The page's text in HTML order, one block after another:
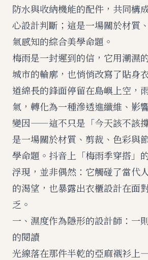
防水與收納機能的配件，共同構
心設計判斷；這是一場關於材質
氣感知的綜合美學命題。
梅雨是一封遲到的信，它用潮濕
城市的輪廓，也悄悄改寫了貼身
道綿長的鋒面停留在島嶼上空，
氣，轉化為一種滲透進纖維、影
變因——這不只是「今天該不該
是一場關於材質、剪裁、色彩與
學命題。抖音上「梅雨季穿搭」
浮現，並非偶然：它觸碰了當代
的渴望，也暴露出衣櫃設計在面
乏。
一、濕度作為隱形的設計師：一
的閱讀
光線落在那件半乾的亞麻襯衫